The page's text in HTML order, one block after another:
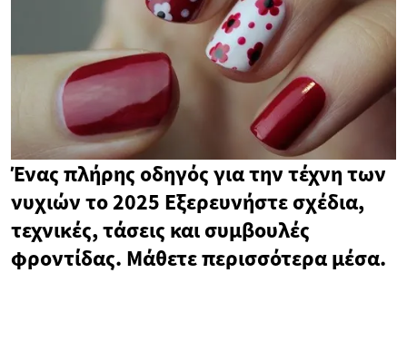
Ένας πλήρης οδηγός για την τέχνη των
νυχιών το 2025 Εξερευνήστε σχέδια,
τεχνικές, τάσεις και συμβουλές
φροντίδας. Μάθετε περισσότερα μέσα.